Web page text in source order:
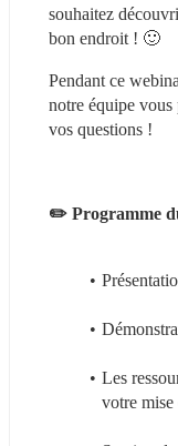
souhaitez
bon endroit ! 🙂
Pendant ce
notre équipe vous
vos questions !
✏️ Programme
Les
votre mise